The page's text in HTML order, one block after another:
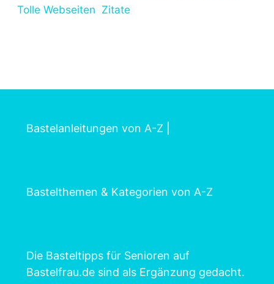
Tolle Webseiten Zitate
Bastelanleitungen von A-Z|
Bastelthemen & Kategorien von A-Z
Die Basteltipps für Senioren auf
Bastelfrau.de sind als Ergänzung gedacht.